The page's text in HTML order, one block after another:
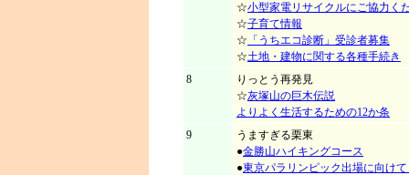
☆小型家電リサイクルにご協力く
☆子育て情報
☆ 「うちエコ診断」受診者募集
☆土地・建物に関する各種手続き
8
りっとう再発見
☆灰塚山の巨木伝説
よりよく生活するための12か条
9
うますぎる栗東
●金勝山ハイキングコース
●東京パラリンピック出場に向け